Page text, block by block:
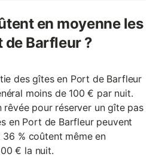
en moyenne les
de Barfleur ?
des gîtes en Port de Barfleur
moins de 100 € par nuit.
rêvée pour réserver un gîte pas
en Port de Barfleur peuvent
% coûtent même en
€ la nuit.